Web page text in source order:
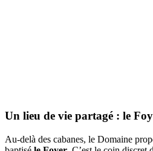
Un lieu de vie partagé : le
Au-delà des cabanes, le Domaine